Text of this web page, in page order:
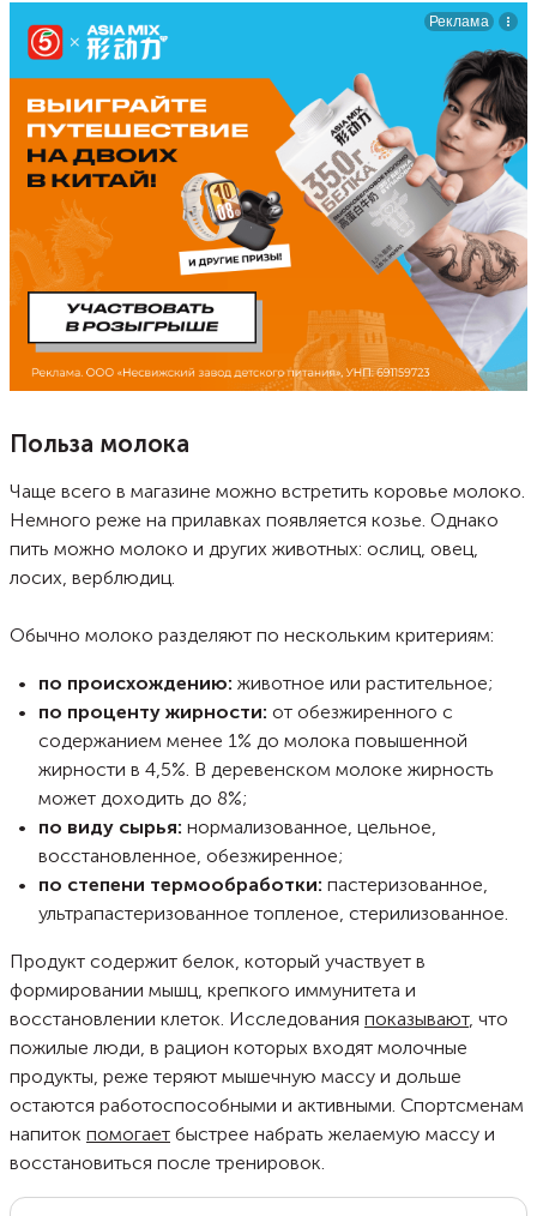
Польза молока
Чаще всего в магазине можно встретить коровье молоко.
Немного реже на прилавках появляется козье. Однако
пить можно молоко и других животных: ослиц, овец,
лосих, верблюдиц.
Обычно молоко разделяют по нескольким критериям:
по происхождению: животное или растительное;
по проценту жирности: от обезжиренного с
содержанием менее 1% до молока повышенной
жирности в 4,5%. В деревенском молоке жирность
может доходить до 8%;
по виду сырья: нормализованное, цельное,
восстановленное, обезжиренное;
по степени термообработки: пастеризованное,
ультрапастеризованное топленое, стерилизованное.
Продукт содержит белок, который участвует в
формировании мышц, крепкого иммунитета и
восстановлении клеток. Исследования показывают, что
пожилые люди, в рацион которых входят молочные
продукты, реже теряют мышечную массу и дольше
остаются работоспособными и активными. Спортсменам
напиток помогает быстрее набрать желаемую массу и
восстановиться после тренировок.